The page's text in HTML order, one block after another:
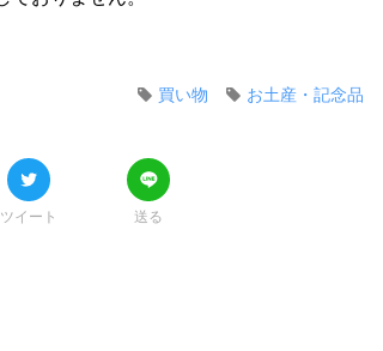
お土産・記念品
買い物
ツイート 送る